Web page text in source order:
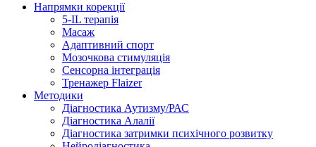
Напрямки корекції
5-IL терапія
Масаж
Адаптивний спорт
Мозочкова стимуляція
Сенсорна інтеграція
Тренажер Flaizer
Методики
Діагностика Аутизму/РАС
Діагностика Алалії
Діагностика затримки психічного розвитку